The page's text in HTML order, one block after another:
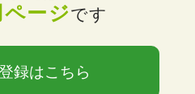
ージです
録はこちら